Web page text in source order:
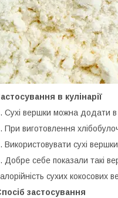
в кулінарії
Сухі вершки можна додати в
При виготовлення
Використовувати сухі
Добре себе показали такі
сухих кокосових
застосування